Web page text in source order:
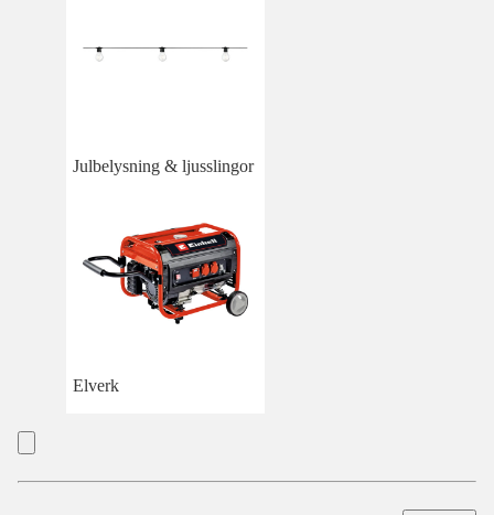
Julbelysning & ljusslingor
Elverk